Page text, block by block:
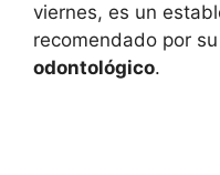
viernes, es un
recomendado por su
odontológico.